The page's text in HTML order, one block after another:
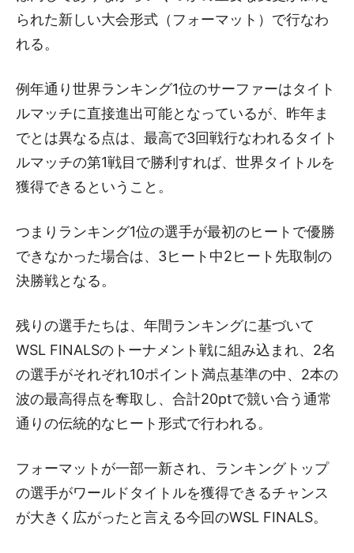
られた新しい大会形式（フォーマット）で行なわ
れる。
例年通り世界ランキング1位のサーファーはタイト
ルマッチに直接進出可能となっているが、昨年ま
でとは異なる点は、最高で3回戦行なわれるタイト
ルマッチの第1戦目で勝利すれば、世界タイトルを
獲得できるということ。
つまりランキング1位の選手が最初のヒートで優勝
できなかった場合は、3ヒート中2ヒート先取制の
決勝戦となる。
残りの選手たちは、年間ランキングに基づいて
WSL FINALSのトーナメント戦に組み込まれ、2名
の選手がそれぞれ10ポイント満点基準の中、2本の
波の最高得点を奪取し、合計20ptで競い合う通常
通りの伝統的なヒート形式で行われる。
フォーマットが一部一新され、ランキングトップ
の選手がワールドタイトルを獲得できるチャンス
が大きく広がったと言える今回のWSL FINALS。